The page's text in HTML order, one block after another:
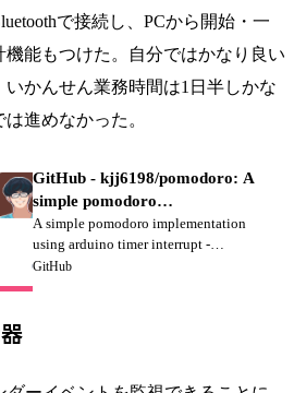
で接続し、PCから開始・一
能もつけた。自分ではかなり良い
かんせん業務時間は1日半しかな
進めなかった。
GitHub - kjj6198/pomodoro: A
simple pomodoro
implementation using arduino
timer interrupt
A simple pomodoro implementation
using arduino timer interrupt -
kjj6198/pomodoro
GitHub